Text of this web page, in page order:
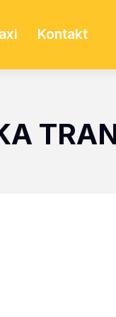
Kontakt